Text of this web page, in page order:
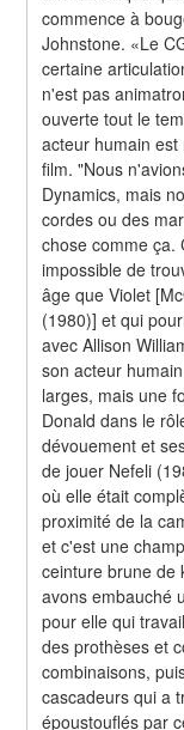
commence à
Johnstone. «Le
certaine
n'est pas
ouverte tout le
acteur humain
film. "Nous
Dynamics, mais
cordes ou des
chose comme ça.
impossible de
âge que Violet
(1980)] et qui
avec Allison
son acteur
larges, mais une
Donald dans le
dévouement et
de jouer Nefeli
où elle était
proximité de la
et c'est une
ceinture brune de
avons embauché
pour elle qui
des prothèses et
combinaisons,
cascadeurs qui a
époustouflés par